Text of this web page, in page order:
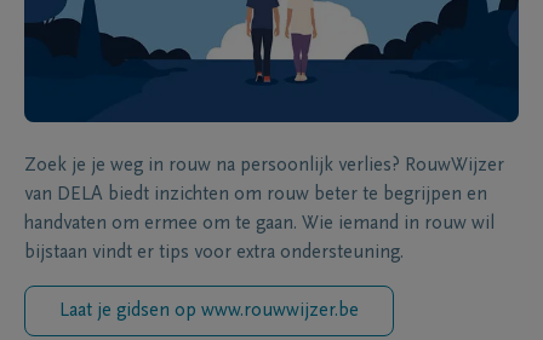
Zoek je je weg in rouw na persoonlijk verlies? RouwWijzer
van DELA biedt inzichten om rouw beter te begrijpen en
handvaten om ermee om te gaan. Wie iemand in rouw wil
bijstaan vindt er tips voor extra ondersteuning.
Laat je gidsen op www.rouwwijzer.be